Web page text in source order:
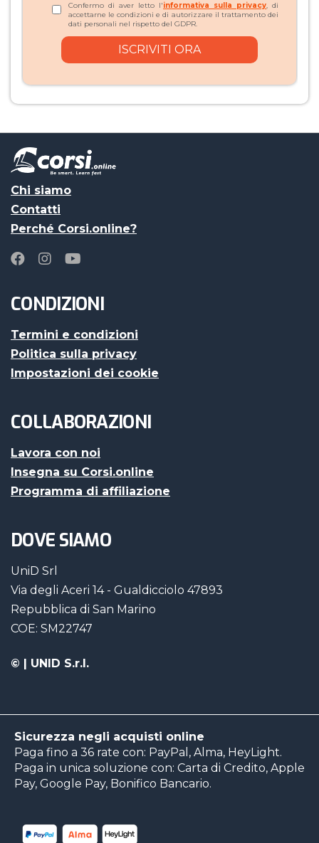
Confermo di aver letto l'informativa sulla privacy, di
accettarne le condizioni e di autorizzare il trattamento dei
dati personali nel rispetto del GDPR.
Chi siamo
Contatti
Perché Corsi.online?
CONDIZIONI
Termini e condizioni
Politica sulla privacy
Impostazioni dei cookie
COLLABORAZIONI
Lavora con noi
Insegna su Corsi.online
Programma di affiliazione
DOVE SIAMO
UniD Srl
Via degli Aceri 14 - Gualdicciolo 47893
Repubblica di San Marino
COE: SM22747
© | UNID S.r.l.
Sicurezza negli acquisti online
Paga fino a 36 rate con: PayPal, Alma, HeyLight.
Paga in unica soluzione con: Carta di Credito, Apple
Pay, Google Pay, Bonifico Bancario.